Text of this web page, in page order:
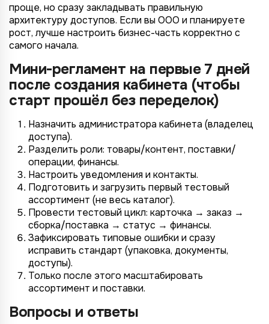
проще, но сразу закладывать правильную
архитектуру доступов. Если вы ООО и планируете
рост, лучше настроить бизнес-часть корректно с
самого начала.
Мини-регламент на первые 7 дней
после создания кабинета (чтобы
старт прошёл без переделок)
Назначить администратора кабинета (владелец
доступа).
Разделить роли: товары/контент, поставки/
операции, финансы.
Настроить уведомления и контакты.
Подготовить и загрузить первый тестовый
ассортимент (не весь каталог).
Провести тестовый цикл: карточка → заказ →
сборка/поставка → статус → финансы.
Зафиксировать типовые ошибки и сразу
исправить стандарт (упаковка, документы,
доступы).
Только после этого масштабировать
ассортимент и поставки.
Вопросы и ответы